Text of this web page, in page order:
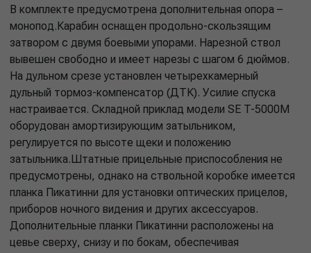
В комплекте предусмотрена дополнительная опора –
монопод.Карабин оснащен продольно-скользящим
затвором с двумя боевыми упорами. Нарезной ствол
вывешен свободно и имеет нарезы с шагом 6 дюймов.
На дульном срезе установлен четырехкамерный
дульный тормоз-компенсатор (ДТК). Усилие спуска
настраивается. Складной приклад модели SE T-5000M
оборудован амортизирующим затыльником,
регулируется по высоте щеки и положению
затыльника.Штатные прицельные приспособления не
предусмотрены, однако на ствольной коробке имеется
планка Пикатинни для установки оптических прицелов,
приборов ночного видения и других аксессуаров.
Дополнительные планки Пикатинни расположены на
цевье сверху, снизу и по бокам, обеспечивая